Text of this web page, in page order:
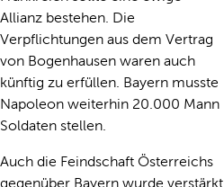
Allianz bestehen. Die
Verpflichtungen aus dem Vertrag
von Bogenhausen waren auch
künftig zu erfüllen. Bayern musste
Napoleon weiterhin 20.000 Mann
Soldaten stellen.
Auch die Feindschaft Österreichs
gegenüber Bayern wurde verstärkt,